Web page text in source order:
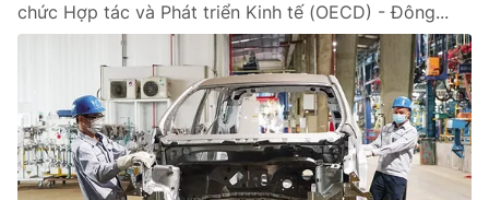
Pháp luật
Thế giới
chức Hợp tác và Phát triển Kinh tế (OECD) - Đông...